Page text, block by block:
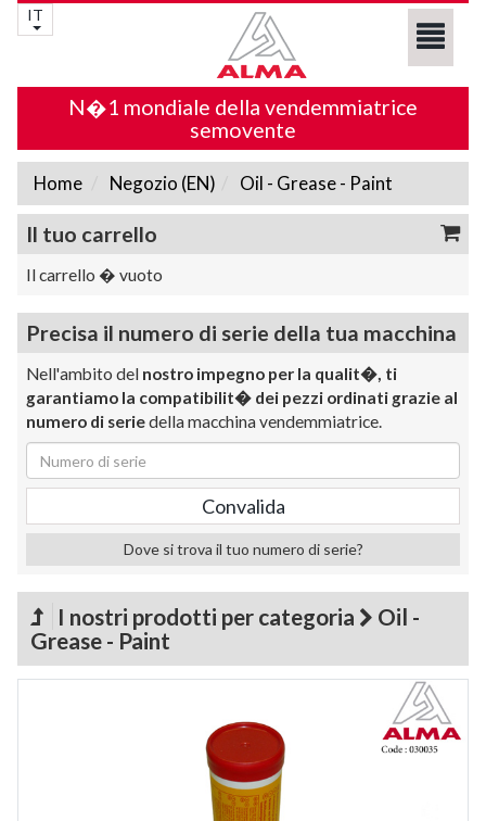
IT
N�1 mondiale della vendemmiatrice
semovente
Home Negozio (EN) Oil - Grease - Paint
Il tuo carrello
Il carrello � vuoto
Precisa il numero di serie della tua macchina
Nell'ambito del nostro impegno per la qualit�, ti
garantiamo la compatibilit� dei pezzi ordinati grazie al
numero di seriedella macchina vendemmiatrice.
Dove si trova il tuo numero di serie?
I nostri prodotti per categoria
Oil -
Grease - Paint